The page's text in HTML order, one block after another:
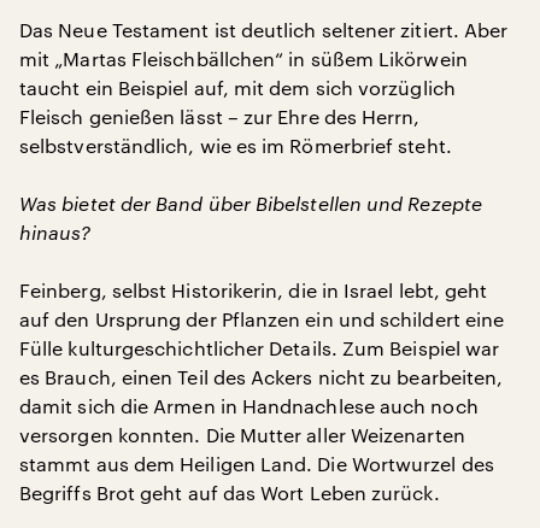
Das Neue Testament ist deutlich seltener zitiert. Aber
mit „Martas Fleischbällchen“ in süßem Likörwein
taucht ein Beispiel auf, mit dem sich vorzüglich
Fleisch genießen lässt – zur Ehre des Herrn,
selbstverständlich, wie es im Römerbrief steht.
Was bietet der Band über Bibelstellen und Rezepte
hinaus?
Feinberg, selbst Historikerin, die in Israel lebt, geht
auf den Ursprung der Pflanzen ein und schildert eine
Fülle kulturgeschichtlicher Details. Zum Beispiel war
es Brauch, einen Teil des Ackers nicht zu bearbeiten,
damit sich die Armen in Handnachlese auch noch
versorgen konnten. Die Mutter aller Weizenarten
stammt aus dem Heiligen Land. Die Wortwurzel des
Begriffs Brot geht auf das Wort Leben zurück.